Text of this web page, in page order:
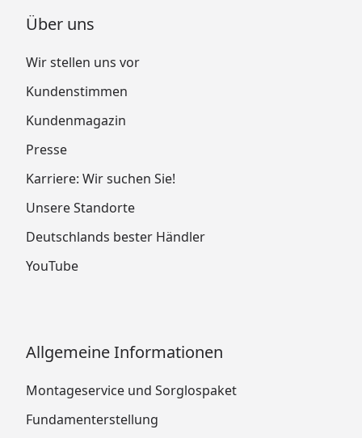
Über uns
Wir stellen uns vor
Kundenstimmen
Kundenmagazin
Presse
Karriere: Wir suchen Sie!
Unsere Standorte
Deutschlands bester Händler
YouTube
Allgemeine Informationen
Montageservice und Sorglospaket
Fundamenterstellung